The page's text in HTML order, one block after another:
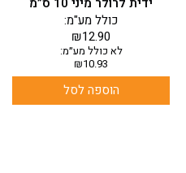
₪12.90
כולל מע"מ:
לא כולל מע״מ:
₪10.93
הוספה לסל